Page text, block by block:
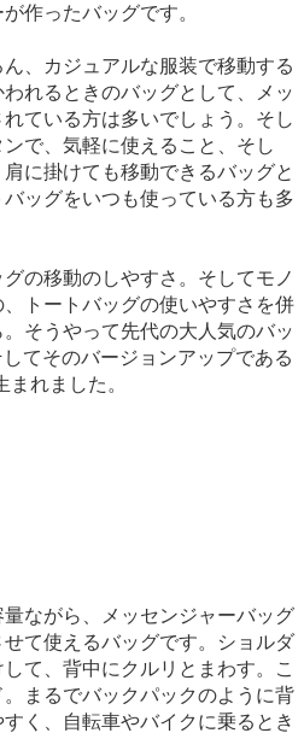
作ったバッグです。
、カジュアルな服装で移動する
れるときのバッグとして、メッ
ている方は多いでしょう。そし
で、気軽に使えること、そし
に掛けても移動できるバッグと
ッグをいつも使っている方も多
の移動のしやすさ。そしてモノ
トートバッグの使いやすさを併
そうやって先代の大人気のバッ
てそのバージョンアップである
れました。
量ながら、メッセンジャーバッグ
て使えるバッグです。ショルダ
て、背中にクルリとまわす。こ
まるでバックパックのように背
く、自転車やバイクに乗るとき